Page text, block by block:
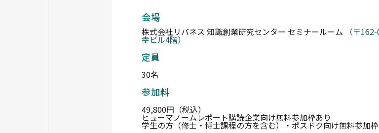
会場
株式会社リバネス 知識創業研究センター セミナールーム （〒
幸ビル4階）
定員
30名
参加料
49,800円（税込）
ヒューマノームレポート購読企業向け無料参加枠あり
学生の方（修士・博士課程の方を含む）・ポスドク向け無料参加